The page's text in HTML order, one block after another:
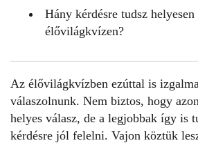
Hány kérdésre tudsz
élővilágkvízen?
Az élővilágkvízben ezúttal is
válaszolnunk. Nem biztos, hogy
helyes válasz, de a legjobbak így is
kérdésre jól felelni. Vajon köztük